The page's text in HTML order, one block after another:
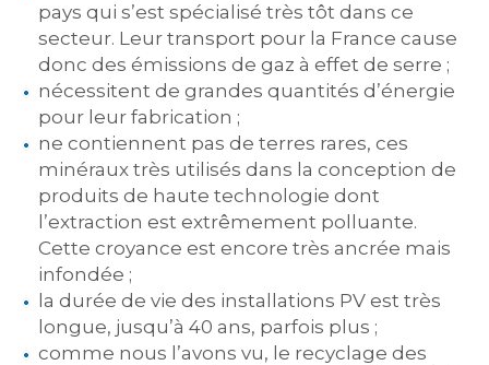
pays qui s’est spécialisé très tôt dans ce
secteur. Leur transport pour la France cause
donc des émissions de gaz à effet de serre ;
nécessitent de grandes quantités d’énergie
pour leur fabrication ;
ne contiennent pas de terres rares, ces
minéraux très utilisés dans la conception de
produits de haute technologie dont
l’extraction est extrêmement polluante.
Cette croyance est encore très ancrée mais
infondée ;
la durée de vie des installations PV est très
longue, jusqu’à 40 ans, parfois plus ;
comme nous l’avons vu, le recyclage des